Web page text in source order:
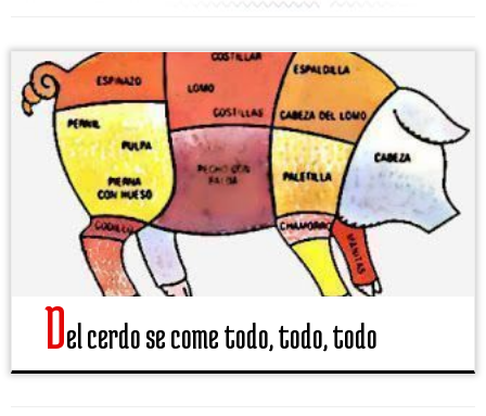
del cerdo se come todo, todo, todo